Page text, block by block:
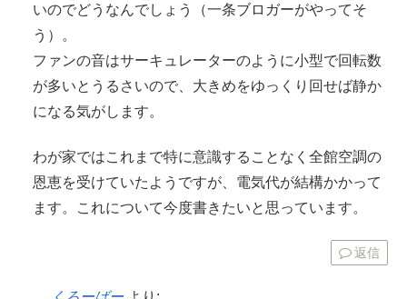
いのでどうなんでしょう（一条ブロガーがやってそ
う）。
ファンの音はサーキュレーターのように小型で回転数
が多いとうるさいので、大きめをゆっくり回せば静か
になる気がします。
わが家ではこれまで特に意識することなく全館空調の
恩恵を受けていたようですが、電気代が結構かかって
ます。これについて今度書きたいと思っています。
返信